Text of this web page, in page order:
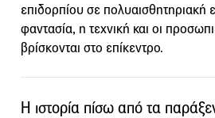
επιδορπίου σε πολυαισθητηριακή
φαντασία, η τεχνική και οι
βρίσκονται στο επίκεντρο.
Η ιστορία πίσω από τα